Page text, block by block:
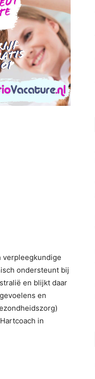
verpleegkundige
ondersteunt bij
en blijkt daar
en
in